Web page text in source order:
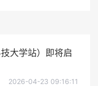
大学站）即将启
2026-04-23 09:16:11